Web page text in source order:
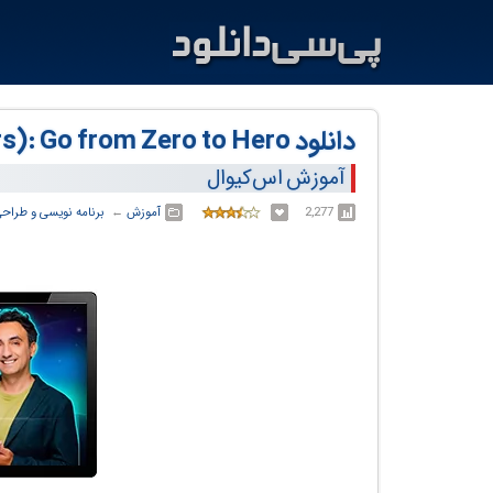
دانلود The Complete SQL Bootcamp (30 Hours): Go from Zero to Hero
آموزش اس‌کیو‌ال
2,277 آموزش ← ‏ برنامه نویسی و